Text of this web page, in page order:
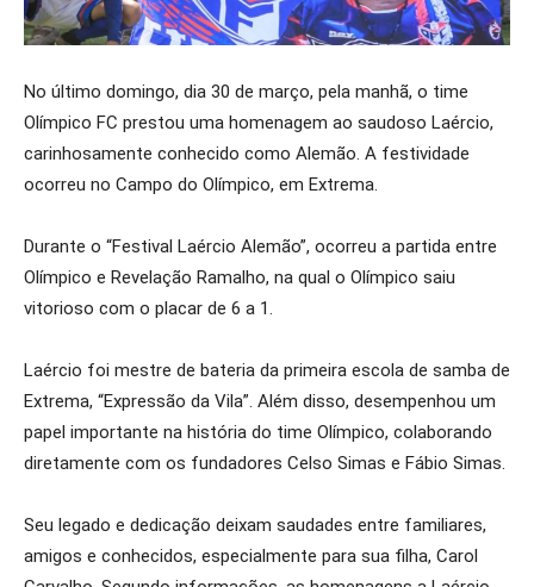
No último domingo, dia 30 de março, pela manhã, o time
Olímpico FC prestou uma homenagem ao saudoso Laércio,
carinhosamente conhecido como Alemão. A festividade
ocorreu no Campo do Olímpico, em Extrema.
Durante o “Festival Laércio Alemão”, ocorreu a partida entre
Olímpico e Revelação Ramalho, na qual o Olímpico saiu
vitorioso com o placar de 6 a 1.
Laércio foi mestre de bateria da primeira escola de samba de
Extrema, “Expressão da Vila”. Além disso, desempenhou um
papel importante na história do time Olímpico, colaborando
diretamente com os fundadores Celso Simas e Fábio Simas.
Seu legado e dedicação deixam saudades entre familiares,
amigos e conhecidos, especialmente para sua filha, Carol